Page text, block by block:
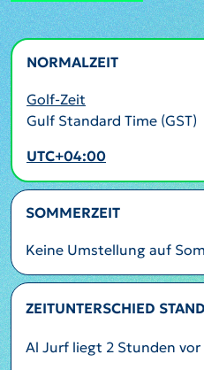
NORMALZEIT
Golf-Zeit
Gulf Standard Time (GST)
UTC+04:00
SOMMERZEIT
Keine Umstellung auf
ZEITUNTERSCHIED
Al Jurf liegt 2 Stunden vor